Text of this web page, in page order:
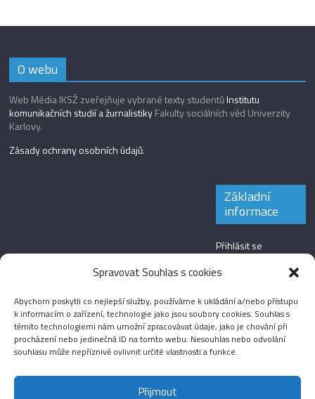
Spravovat Souhlas s cookies
Abychom poskytli co nejlepší služby, používáme k ukládání a/nebo přístupu
k informacím o zařízení, technologie jako jsou soubory cookies. Souhlas s
těmito technologiemi nám umožní zpracovávat údaje, jako je chování při
procházení nebo jedinečná ID na tomto webu. Nesouhlas nebo odvolání
souhlasu může nepříznivě ovlivnit určité vlastnosti a funkce.
Přijmout
O webu
Web Média IKSŽ zveřejňuje vybrané texty studentůInstitutu
komunikačních studií a žurnalistikyFakulty sociálních věd Univerzity
Karlovy.
Zásady ochrany osobních údajů.
Základní
informace
Přihlásit se
Zdroj kanálů
Kanál komentářů
Česká lokalizace